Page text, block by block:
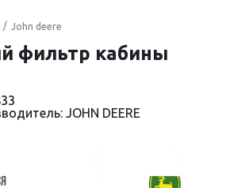
John deere
фильтр кабины
JOHN DEERE